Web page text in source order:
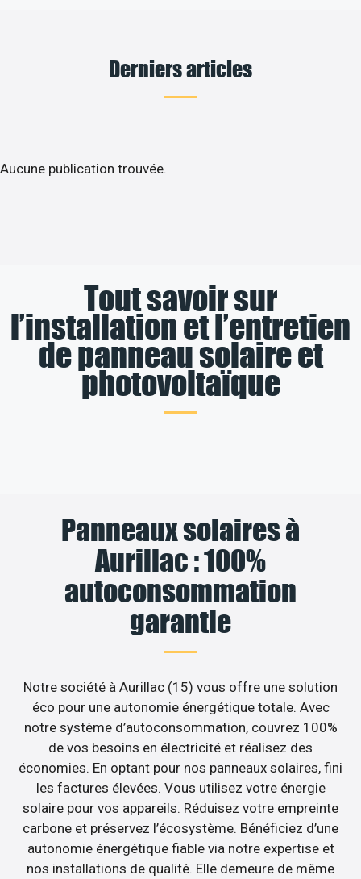
Derniers articles
Aucune publication trouvée.
Tout savoir sur
l’installation et l’entretien
de panneau solaire et
photovoltaïque
Panneaux solaires à
Aurillac : 100%
autoconsommation
garantie
Notre société à Aurillac (15) vous offre une solution
éco pour une autonomie énergétique totale. Avec
notre système d’autoconsommation, couvrez 100%
de vos besoins en électricité et réalisez des
économies. En optant pour nos panneaux solaires, fini
les factures élevées. Vous utilisez votre énergie
solaire pour vos appareils. Réduisez votre empreinte
carbone et préservez l’écosystème. Bénéficiez d’une
autonomie énergétique fiable via notre expertise et
nos installations de qualité. Elle demeure de même